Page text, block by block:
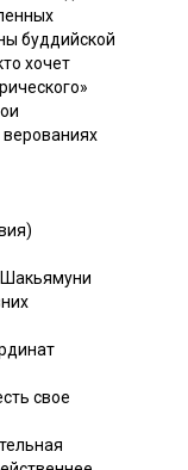
буддийской
хочет
верованиях
Шакьямуни
свое